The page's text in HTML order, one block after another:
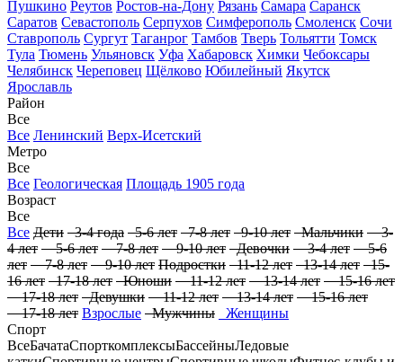
Пушкино Реутов Ростов-на-Дону Рязань Самара Саранск
Саратов Севастополь Серпухов Симферополь Смоленск Сочи
Ставрополь Сургут Таганрог Тамбов Тверь Тольятти Томск
Тула Тюмень Ульяновск Уфа Хабаровск Химки Чебоксары
Челябинск Череповец Щёлково Юбилейный Якутск
Ярославль
Район
Все
Все Ленинский Верх-Исетский
Метро
Все
Все Геологическая Площадь 1905 года
Возраст
Все
Все Дети 3-4 года 5-6 лет 7-8 лет 9-10 лет Мальчики 3-
4 лет 5-6 лет 7-8 лет 9-10 лет Девочки 3-4 лет 5-6
лет 7-8 лет 9-10 лет Подростки 11-12 лет 13-14 лет 15-
16 лет 17-18 лет Юноши 11-12 лет 13-14 лет 15-16 лет
17-18 лет Девушки 11-12 лет 13-14 лет 15-16 лет
17-18 лет Взрослые Мужчины
Женщины
Спорт
ВсеБачатаСпорткомплексыБассейныЛедовые